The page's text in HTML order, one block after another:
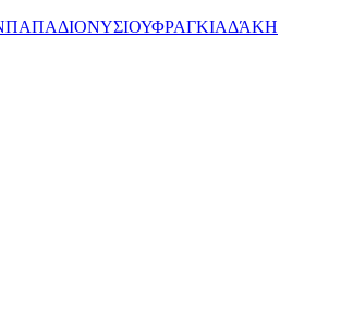
ΠΑΠΑΔΙΟΝΥΣΙΟΥΦΡΑΓΚΙΑΔΆΚΗ